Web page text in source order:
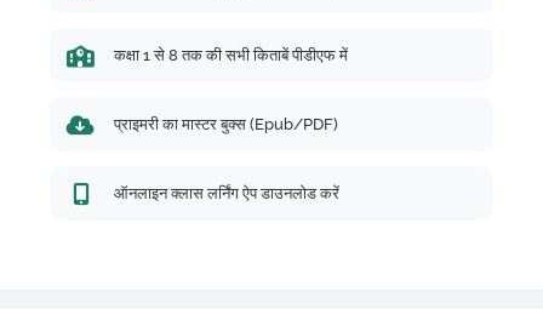
कक्षा 1 से 8 तक की सभी किताबें पीडीएफ में
प्राइमरी का मास्टर बुक्स (Epub/PDF)
ऑनलाइन क्लास लर्निंग ऐप डाउनलोड करें